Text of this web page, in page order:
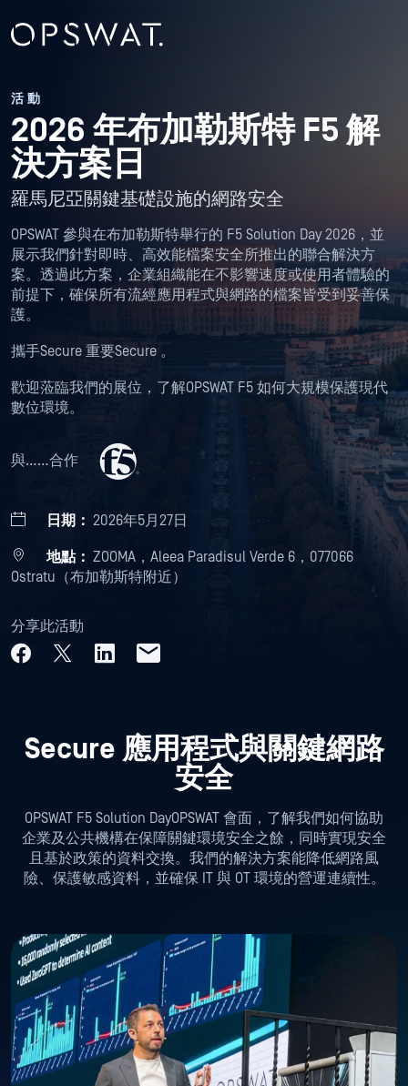
活動
2026 年布加勒斯特 F5 解
決方案日
羅馬尼亞關鍵基礎設施的網路安全
OPSWAT 參與在布加勒斯特舉行的 F5 Solution Day 2026，並
展示我們針對即時、高效能檔案安全所推出的聯合解決方
案。透過此方案，企業組織能在不影響速度或使用者體驗的
前提下，確保所有流經應用程式與網路的檔案皆受到妥善保
護。
攜手Secure 重要Secure 。
歡迎蒞臨我們的展位，了解OPSWAT F5 如何大規模保護現代
數位環境。
與……合作
日期： 2026年5月27日
地點： ZOOMA，Aleea Paradisul Verde 6，077066
Ostratu（布加勒斯特附近）
分享此活動
Secure 應用程式與關鍵網路
安全
OPSWAT F5 Solution DayOPSWAT 會面，了解我們如何協助
企業及公共機構在保障關鍵環境安全之餘，同時實現安全
且基於政策的資料交換。我們的解決方案能降低網路風
險、保護敏感資料，並確保 IT 與 OT 環境的營運連續性。